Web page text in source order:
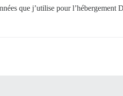
que j’utilise pour l’hébergement